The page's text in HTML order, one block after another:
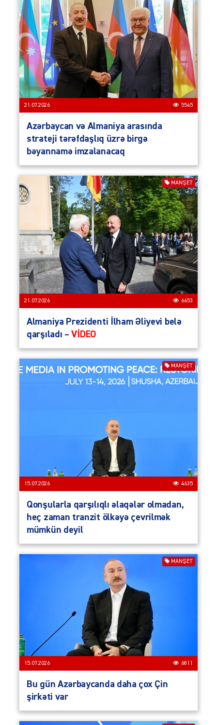
21.07.2026 5545
Azərbaycan və Almaniya arasında
strateji tərəfdaşlıq üzrə birgə
bəyannamə imzalanacaq
MANŞET
21.07.2026 6653
Almaniya Prezidenti İlham Əliyevi belə
qarşıladı –VİDEO
MANŞET
15.07.2026 4635
Qonşularla qarşılıqlı əlaqələr olmadan,
heç zaman tranzit ölkəyə çevrilmək
mümkün deyil
MANŞET
15.07.2026 6811
Bu gün Azərbaycanda daha çox Çin
şirkəti var